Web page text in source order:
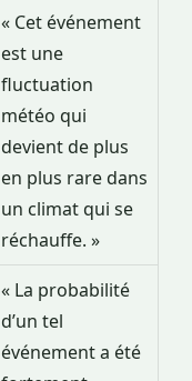
« Cet événement
est une
fluctuation
météo qui
devient de plus
en plus rare dans
un climat qui se
réchauffe. »
« La probabilité
d’un tel
événement a été